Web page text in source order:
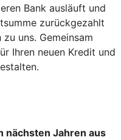
Bank ausläuft und
zurückgezahlt
uns. Gemeinsam
Ihren neuen Kredit und
nächsten Jahren aus